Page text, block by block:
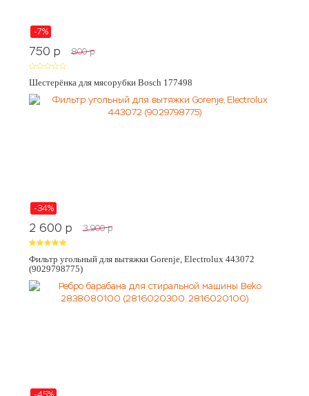
-7%
750 p 800 p
Шестерёнка для мясорубки Bosch 177498
-34%
2 600 p 3 900 p
Фильтр угольный для вытяжки Gorenje, Electrolux 443072
(9029798775)